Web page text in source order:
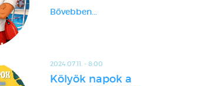
Bővebben...
2024.07.11. - 8:00
Kölyök napok a